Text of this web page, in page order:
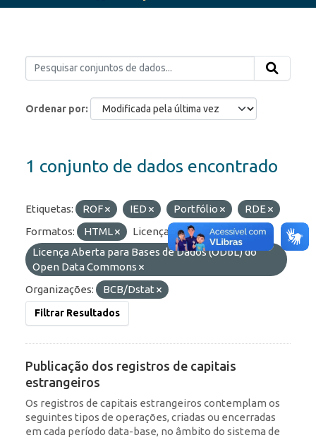
Ordenar por
1 conjunto de dados encontrado
Etiquetas: ROF IED Portfólio
RDE
Formatos:
HTML
Licenças:
Licença Aberta para Bases de Dados (ODbL) do
Open Data Commons
Organizações:
BCB/Dstat
Filtrar Resultados
Publicação dos registros de capitais
estrangeiros
Os registros de capitais estrangeiros contemplam os
seguintes tipos de operações, criadas ou encerradas
em cada período data-base, no âmbito do sistema de